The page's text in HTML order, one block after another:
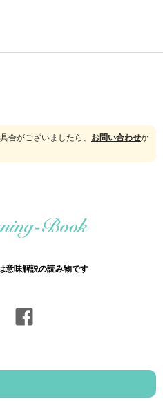
合がございましたら、 お問い合わせか
意味解説の読み物です